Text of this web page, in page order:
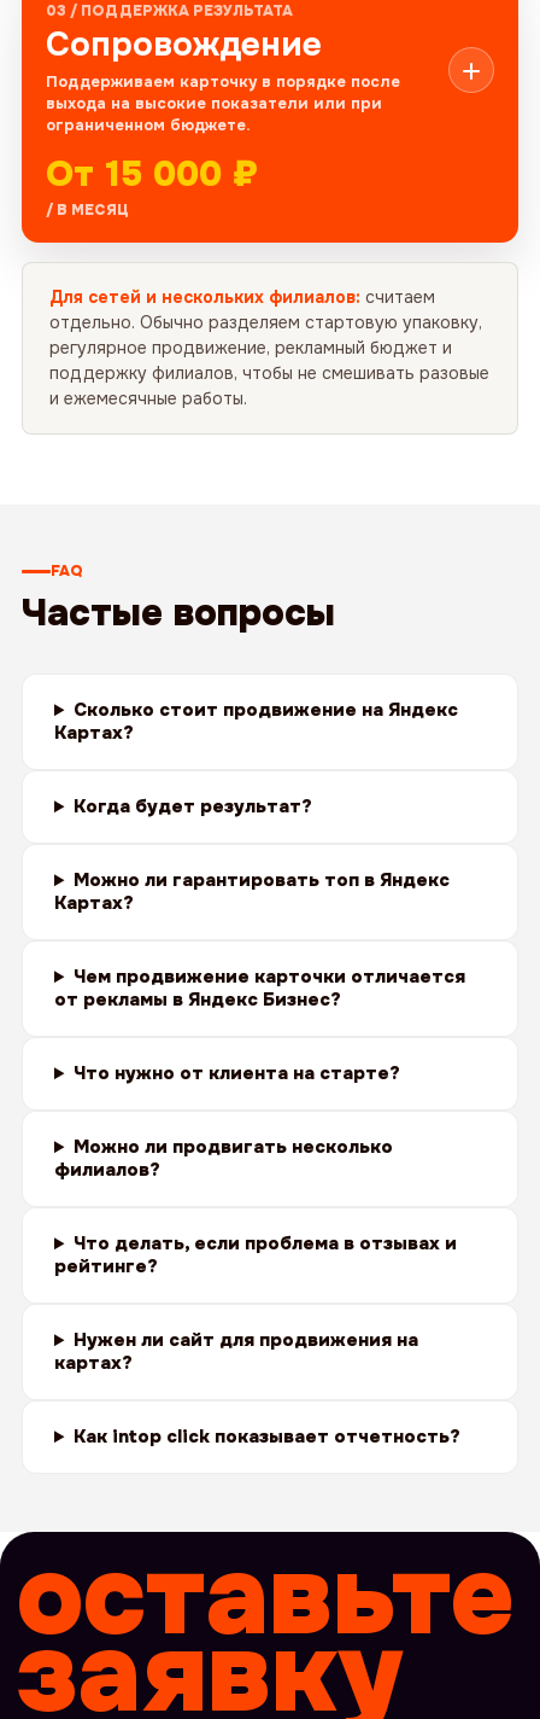
03 / ПОДДЕРЖКА РЕЗУЛЬТАТА
Сопровождение
Поддерживаем карточку в порядке после
выхода на высокие показатели или при
ограниченном бюджете.
От 15 000 ₽
/ В МЕСЯЦ
Для сетей и нескольких филиалов: считаем
отдельно. Обычно разделяем стартовую упаковку,
регулярное продвижение, рекламный бюджет и
поддержку филиалов, чтобы не смешивать разовые
и ежемесячные работы.
FAQ
Частые вопросы
Сколько стоит продвижение на Яндекс
Картах?
Когда будет результат?
Можно ли гарантировать топ в Яндекс
Картах?
Чем продвижение карточки отличается
от рекламы в Яндекс Бизнес?
Что нужно от клиента на старте?
Можно ли продвигать несколько
филиалов?
Что делать, если проблема в отзывах и
рейтинге?
Нужен ли сайт для продвижения на
картах?
Как intop click показывает отчетность?